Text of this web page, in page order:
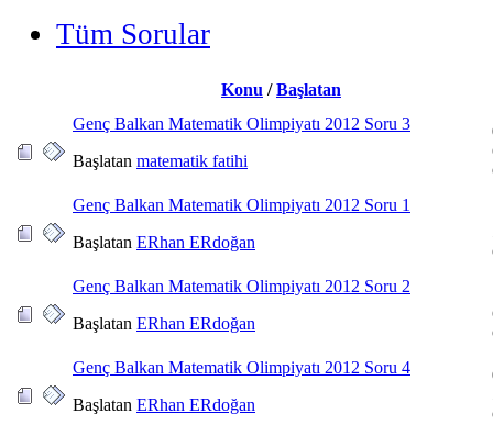
Tüm Sorular
Konu /Başlatan
Genç Balkan Matematik Olimpiyatı 2012 Soru 3
Başlatan matematik fatihi
Genç Balkan Matematik Olimpiyatı 2012 Soru 1
Başlatan ERhan ERdoğan
Genç Balkan Matematik Olimpiyatı 2012 Soru 2
Başlatan ERhan ERdoğan
Genç Balkan Matematik Olimpiyatı 2012 Soru 4
Başlatan ERhan ERdoğan